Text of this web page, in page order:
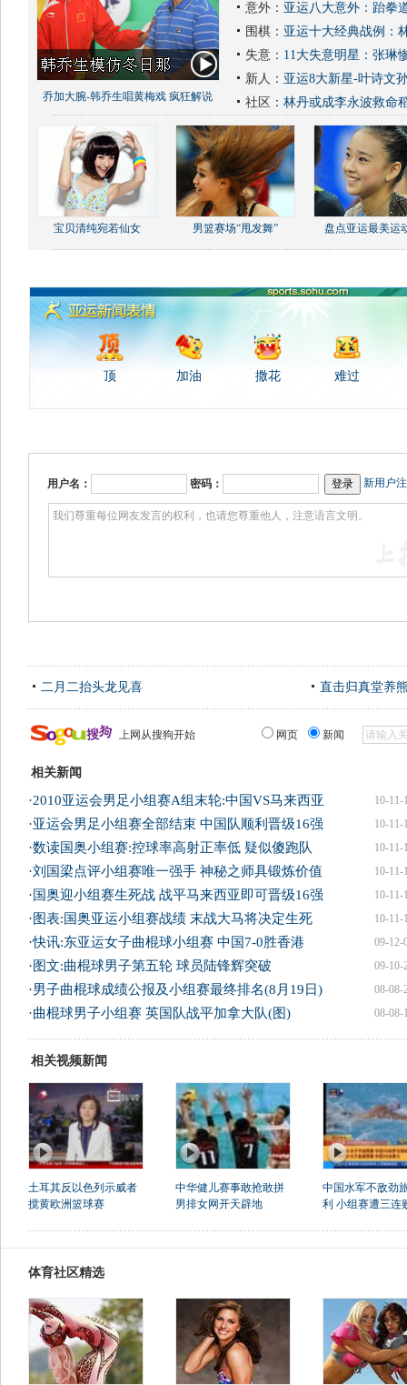
乔加大腕-韩乔生唱黄梅戏 疯狂解说
意外： 亚运八大意外：跆拳
围棋： 亚运十大经典战例：
失意： 11大失意明星：张琳
新人： 亚运8大新星-叶诗文
社区： 林丹或成李永波救命
宝贝清纯宛若仙女 男篮赛场“甩发舞” 盘点亚运最美运
顶 加油 撒花 难过
用户名： 密码： 新用户
二月二抬头龙见喜 直击归真堂养
上网从搜狗开始 网页 新闻
相关新闻
10-11-
·2010亚运会男足小组赛A组末轮:中国VS马来西亚
10-11-
·亚运会男足小组赛全部结束 中国队顺利晋级16强
10-11-
·数读国奥小组赛:控球率高射正率低 疑似傻跑队
10-11-
·刘国梁点评小组赛唯一强手 神秘之师具锻炼价值
10-11-
· 国奥迎小组赛生死战 战平马来西亚即可晋级16强
10-11-
· 图表:国奥亚运小组赛战绩 末战大马将决定生死
09-12-
·快讯:东亚运女子曲棍球小组赛 中国7-0胜香港
09-10-
· 图文:曲棍球男子第五轮 球员陆锋辉突破
08-08-
·男子曲棍球成绩公报及小组赛最终排名(8月19日)
08-08-
·曲棍球男子小组赛 英国队战平加拿大队(图)
相关视频新闻
土耳其反以色列示威者
搅黄欧洲篮球赛
中华健儿赛事敢抢敢拼
男排女网开天辟地
中国水军不敌劲
利 小组赛遭三连
体育社区精选